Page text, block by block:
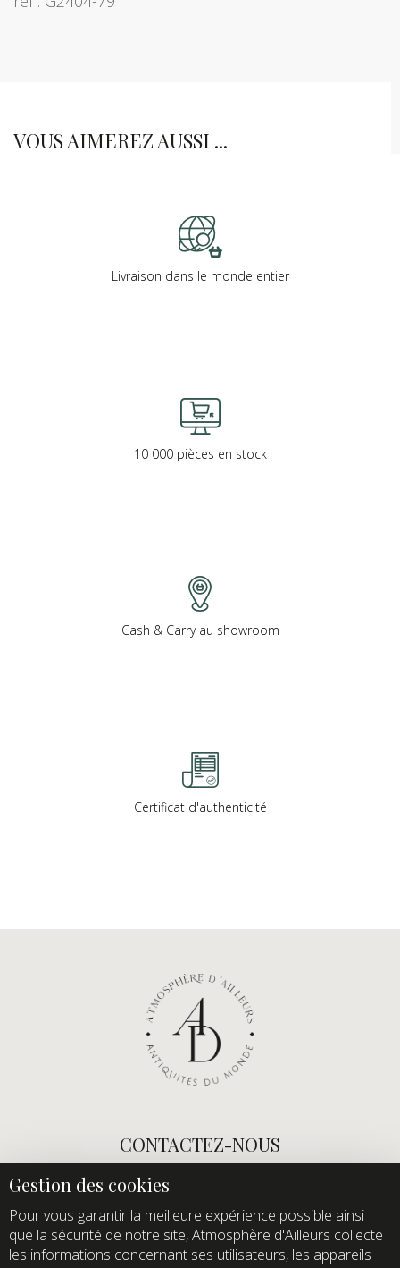
VOUS AIMEREZ AUSSI ...
Livraison dans le monde entier
10 000 pièces en stock
Cash & Carry au showroom
Certificat d'authenticité
CONTACTEZ-NOUS
info@atmospheredailleurs.com
Tel :
+33 (0)1 60 12 68 26
Domaine de Quincampoix
Route de Roussigny
Pour vous garantir la meilleure expérience possible ainsi
que la sécurité de notre site, Atmosphère d'Ailleurs collecte
les informations concernant ses utilisateurs, les appareils